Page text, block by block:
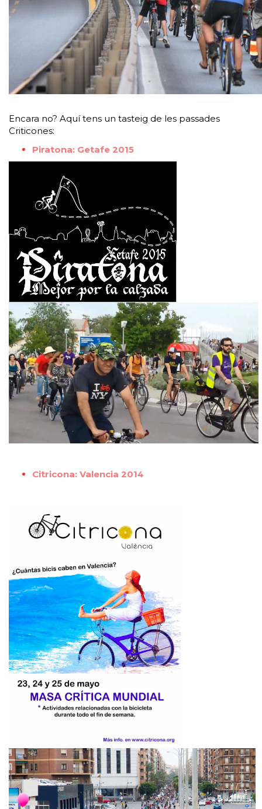
Encara no? Aquí tens un tasteig de les passades
Criticones:
Piratona: Getafe 2015
Citricona: Valencia 2014